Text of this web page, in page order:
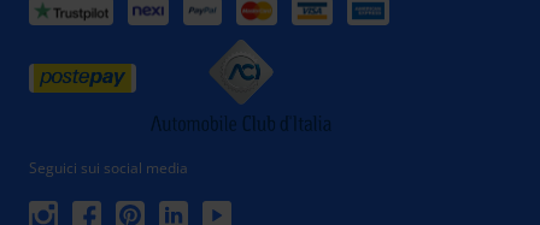
Seguici sui social media